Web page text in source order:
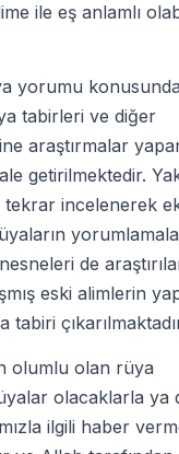
ile eş anlamlı
yorumu
tabirleri ve diğer
araştırmalar
getirilmektedir.
incelenerek
de
eski alimlerin
olumlu olan rüya
olacaklarla ya
ilgili haber